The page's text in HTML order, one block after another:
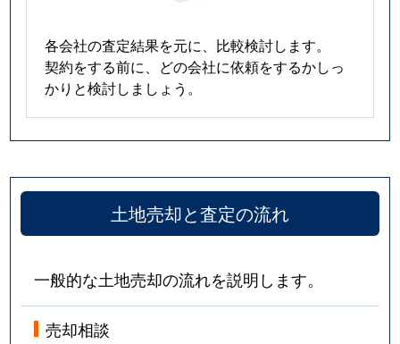
各会社の査定結果を元に、比較検討します。
契約をする前に、どの会社に依頼をするかしっ
かりと検討しましょう。
土地売却と査定の流れ
一般的な土地売却の流れを説明します。
売却相談